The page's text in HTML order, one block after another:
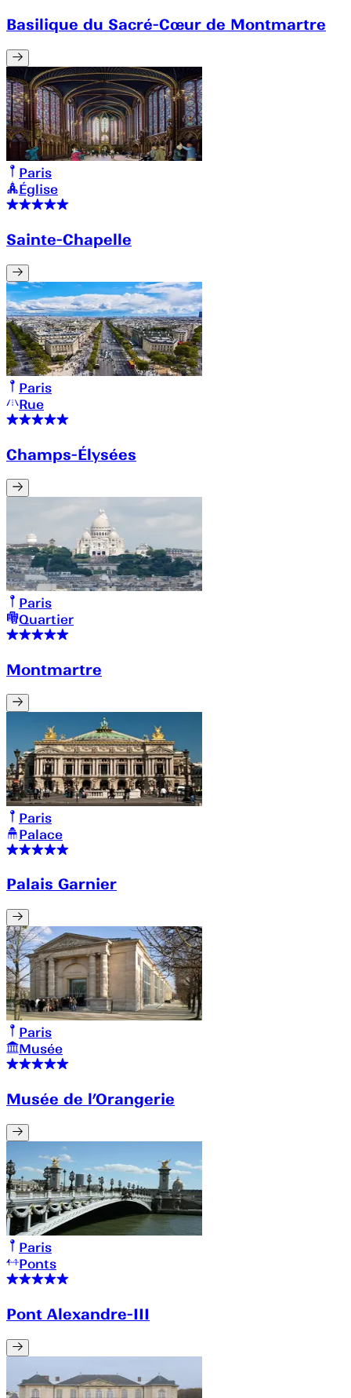
Basilique du Sacré-Cœur de Montmartre
Paris
Église
Sainte-Chapelle
Paris
Rue
Champs-Élysées
Paris
Quartier
Montmartre
Paris
Palace
Palais Garnier
Paris
Musée
Musée de l’Orangerie
Paris
Ponts
Pont Alexandre-III